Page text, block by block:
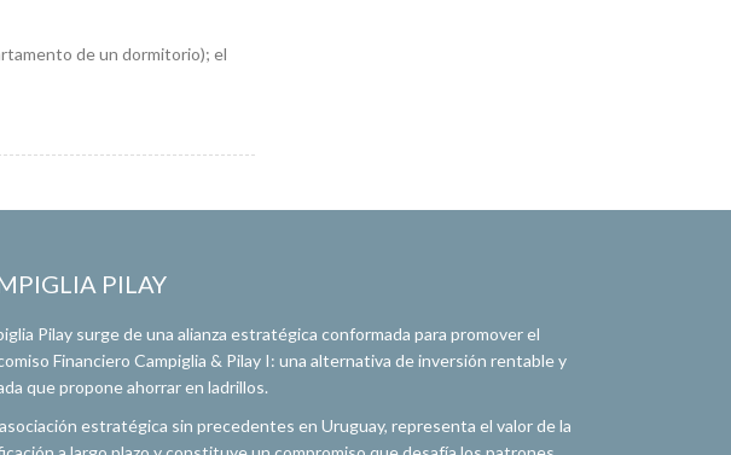
de un dormitorio); el
PILAY
Pilay surge de una alianza estratégica conformada para promover el
Financiero Campiglia & Pilay I: una alternativa de inversión rentable y
que propone ahorrar en ladrillos.
estratégica sin precedentes en Uruguay, representa el valor de la